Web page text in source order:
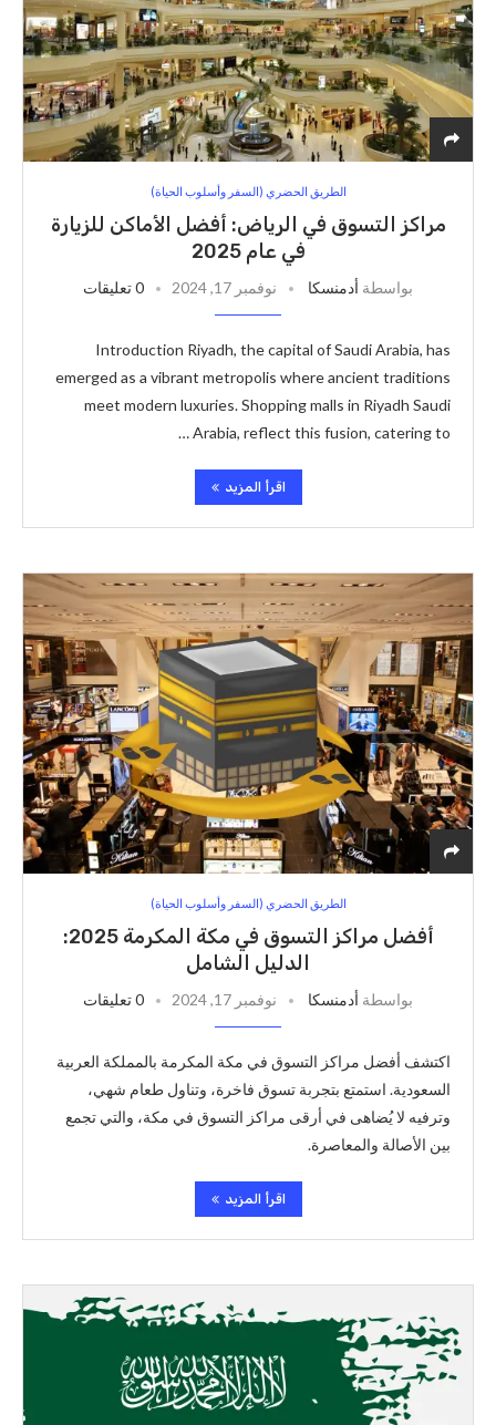
الطريق الحضري (السفر وأسلوب الحياة)
مراكز التسوق في الرياض: أفضل الأماكن للزيارة
في عام 2025
بواسطة أدمنسكا نوفمبر 17, 2024 0 تعليقات
Introduction Riyadh, the capital of Saudi Arabia, has
emerged as a vibrant metropolis where ancient traditions
meet modern luxuries. Shopping malls in Riyadh Saudi
Arabia, reflect this fusion, catering to …
اقرأ المزيد
الطريق الحضري (السفر وأسلوب الحياة)
أفضل مراكز التسوق في مكة المكرمة 2025:
الدليل الشامل
بواسطة أدمنسكا نوفمبر 17, 2024 0 تعليقات
اكتشف أفضل مراكز التسوق في مكة المكرمة بالمملكة العربية
السعودية. استمتع بتجربة تسوق فاخرة، وتناول طعام شهي،
وترفيه لا يُضاهى في أرقى مراكز التسوق في مكة، والتي تجمع
بين الأصالة والمعاصرة.
اقرأ المزيد